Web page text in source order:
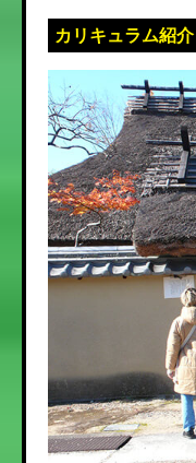
カリキュラム紹介